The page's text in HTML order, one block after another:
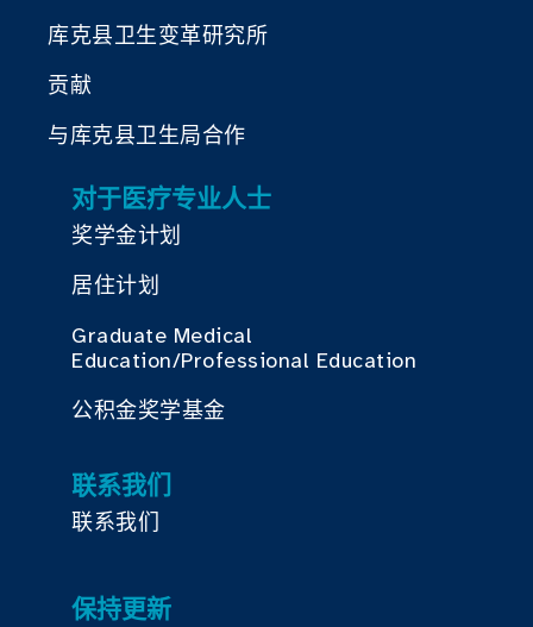
库克县卫生变革研究所
贡献
与库克县卫生局合作
对于医疗专业人士
奖学金计划
居住计划
Graduate Medical
Education/Professional Education
公积金奖学基金
联系我们
联系我们
保持更新